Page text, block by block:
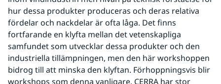
hur dessa produkter produceras och deras relativa
fördelar och nackdelar är ofta låga. Det finns
fortfarande en klyfta mellan det vetenskapliga
samfundet som utvecklar dessa produkter och den
industriella tillämpningen, men den här workshoppen
bidrog till att minska den klyftan. Förhoppningsvis blir
workshops som denna vanligare. CERRA har stor